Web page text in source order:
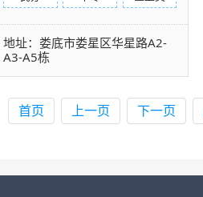
地址：娄底市娄星区华星路A2-
A3-A5栋
首页 上一页 下一页